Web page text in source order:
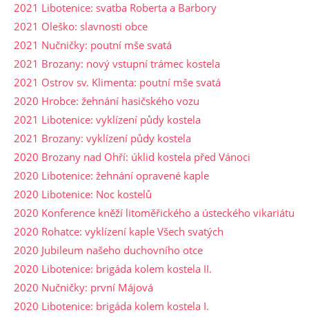
2021 Libotenice: svatba Roberta a Barbory
2021 Oleško: slavnosti obce
2021 Nučničky: poutní mše svatá
2021 Brozany: nový vstupní trámec kostela
2021 Ostrov sv. Klimenta: poutní mše svatá
2020 Hrobce: žehnání hasičského vozu
2021 Libotenice: vyklízení půdy kostela
2021 Brozany: vyklízení půdy kostela
2020 Brozany nad Ohří: úklid kostela před Vánoci
2020 Libotenice: žehnání opravené kaple
2020 Libotenice: Noc kostelů
2020 Konference kněží litoměřického a ústeckého vikariátu
2020 Rohatce: vyklízení kaple Všech svatých
2020 Jubileum našeho duchovního otce
2020 Libotenice: brigáda kolem kostela II.
2020 Nučničky: první Májová
2020 Libotenice: brigáda kolem kostela I.